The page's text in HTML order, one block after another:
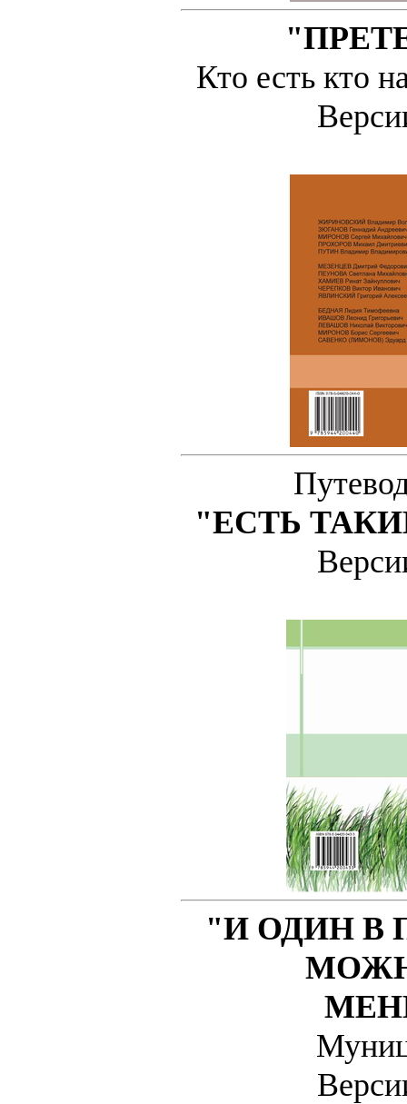
Кто есть кто
"ЕСТЬ
"И ОДИН В